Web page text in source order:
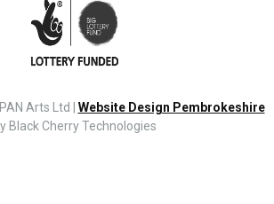
Arts Ltd | Website Design Pembrokeshire
Black Cherry Technologies